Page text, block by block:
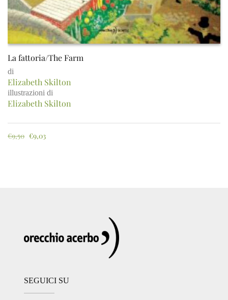
La fattoria/The Farm
di
Elizabeth Skilton
illustrazioni di
Elizabeth Skilton
€9,50 €9,03
SEGUICI SU